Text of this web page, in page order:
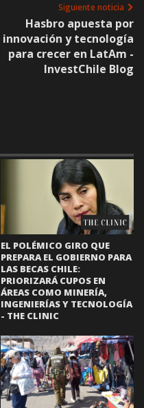
Siguiente noticia
Hasbro apuesta por
innovación y tecnología
para crecer en LatAm -
InvestChile Blog
EL POLÉMICO GIRO QUE
PREPARA EL GOBIERNO PARA
LAS BECAS CHILE:
PRIORIZARÁ CUPOS EN
ÁREAS COMO MINERÍA,
INGENIERÍAS Y TECNOLOGÍA
- THE CLINIC